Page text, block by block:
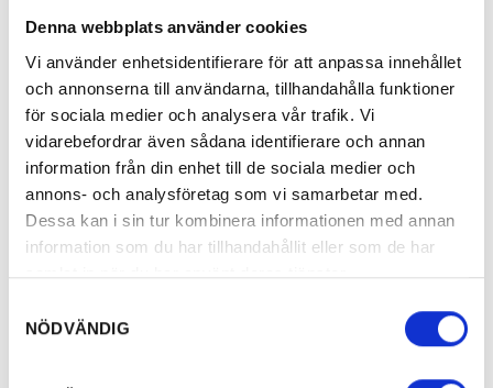
Denna webbplats använder cookies
Vi använder enhetsidentifierare för att anpassa innehållet
och annonserna till användarna, tillhandahålla funktioner
för sociala medier och analysera vår trafik. Vi
vidarebefordrar även sådana identifierare och annan
information från din enhet till de sociala medier och
annons- och analysföretag som vi samarbetar med.
Dessa kan i sin tur kombinera informationen med annan
information som du har tillhandahållit eller som de har
samlat in när du har använt deras tjänster.
NÖDVÄNDIG